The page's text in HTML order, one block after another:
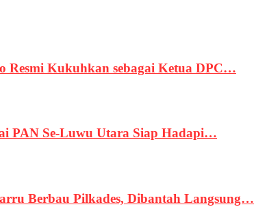
Resmi Kukuhkan sebagai Ketua DPC…
PAN Se-Luwu Utara Siap Hadapi…
Berbau Pilkades, Dibantah Langsung…